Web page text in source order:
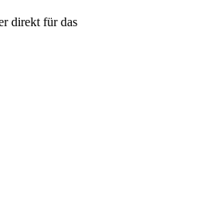
direkt für das